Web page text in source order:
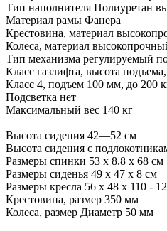
Тип наполнителя Полиуретан
Материал рамы Фанера
Крестовина, материал
Колеса, материал
Тип механизма регулируемый
Класс газлифта, высота
Класс 4, подъем 100 мм, до 200
Подсветка нет
Максимальный вес 140 кг
Высота сидения 42—52 см
Высота сидения с
Размеры спинки 53 x 8.8 x 68 см
Размеры сиденья 49 x 47 x 8 см
Размеры кресла 56 x 48 x 110 -
Крестовина, размер 350 мм
Колеса, размер Диаметр 50 мм